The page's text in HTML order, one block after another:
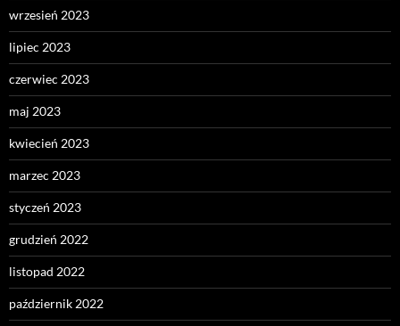
wrzesień 2023
lipiec 2023
czerwiec 2023
maj 2023
kwiecień 2023
marzec 2023
styczeń 2023
grudzień 2022
listopad 2022
październik 2022